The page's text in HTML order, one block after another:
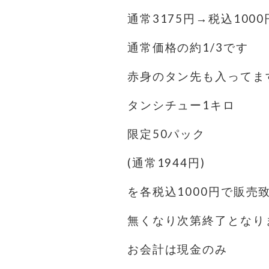
通常3175円→税込1000
通常価格の約1/3です
赤身のタン先も入ってま
タンシチュー1キロ
限定50パック
(通常1944円)
を各税込1000円で販売
無くなり次第終了とな
お会計は現金のみ️